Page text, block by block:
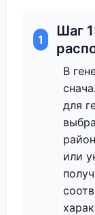
1
Шаг
В
для
или